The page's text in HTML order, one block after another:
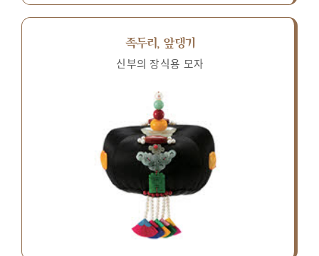
족두리, 앞댕기
신부의 장식용 모자